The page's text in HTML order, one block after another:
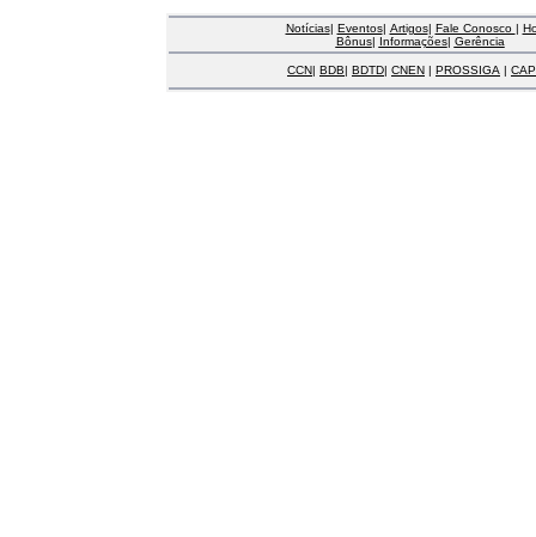
Notícias| Eventos| Artigos| Fale Conosco |
Bônus| Informações| Gerência
CCN| BDB| BDTD| CNEN | PROSSIGA |